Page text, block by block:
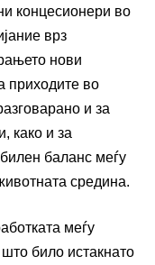
концесионери во
врз
нови
приходите во
и за
како и за
баланс меѓу
средина.
меѓу
било истакнато